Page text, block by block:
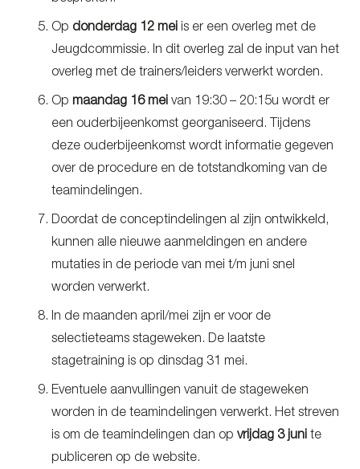
Op donderdag 12 mei is er een overleg met de
Jeugdcommissie. In dit overleg zal de input van het
overleg met de trainers/leiders verwerkt worden.
Op maandag 16 mei van 19:30 – 20:15u wordt er
een ouderbijeenkomst georganiseerd. Tijdens
deze ouderbijeenkomst wordt informatie gegeven
over de procedure en de totstandkoming van de
teamindelingen.
Doordat de conceptindelingen al zijn ontwikkeld,
kunnen alle nieuwe aanmeldingen en andere
mutaties in de periode van mei t/m juni snel
worden verwerkt.
In de maanden april/mei zijn er voor de
selectieteams stageweken. De laatste
stagetraining is op dinsdag 31 mei.
Eventuele aanvullingen vanuit de stageweken
worden in de teamindelingen verwerkt. Het streven
is om de teamindelingen dan op vrijdag 3 juni te
publiceren op de website.